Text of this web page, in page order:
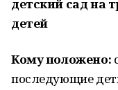
детский сад на
детей
Кому положено:
последующие